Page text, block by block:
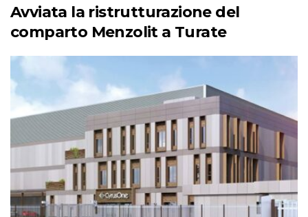
Avviata la ristrutturazione del
comparto Menzolit a Turate